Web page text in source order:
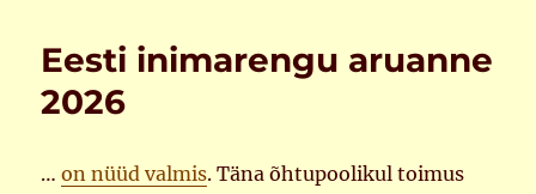
Eesti inimarengu aruanne
2026
…on nüüd valmis. Täna õhtupoolikul toimus